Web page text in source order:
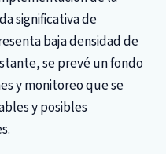
significativa de
baja densidad de
se prevé un fondo
y monitoreo que se
y posibles